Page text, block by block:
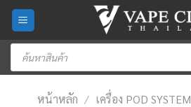
Skip
content
Products
search
หน้าหลัก / เครื่อง POD SYSTEM